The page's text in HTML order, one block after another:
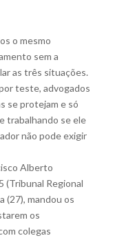
o mesmo
sem a
as três situações.
teste, advogados
se protejam e só
trabalhando se ele
não pode exigir
Alberto
(Tribunal Regional
(27), mandou os
os
colegas